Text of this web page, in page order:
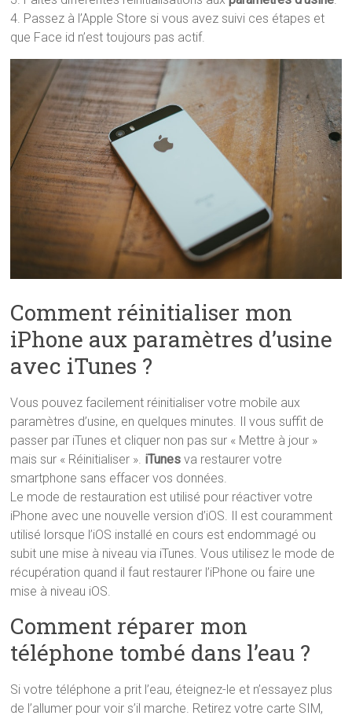
4. Passez à l’Apple Store si vous avez suivi ces étapes et
que Face id n’est toujours pas actif.
Comment réinitialiser mon
iPhone aux paramètres d’usine
avec iTunes ?
Vous pouvez facilement réinitialiser votre mobile aux
paramètres d’usine, en quelques minutes. Il vous suffit de
passer par iTunes et cliquer non pas sur « Mettre à jour »
mais sur « Réinitialiser ». iTunes va restaurer votre
smartphone sans effacer vos données.
Le mode de restauration est utilisé pour réactiver votre
iPhone avec une nouvelle version d’iOS. Il est couramment
utilisé lorsque l’iOS installé en cours est endommagé ou
subit une mise à niveau via iTunes. Vous utilisez le mode de
récupération quand il faut restaurer l’iPhone ou faire une
mise à niveau iOS.
Comment réparer mon
téléphone tombé dans l’eau ?
Si votre téléphone a prit l’eau, éteignez-le et n’essayez plus
de l’allumer pour voir s’il marche. Retirez votre carte SIM,